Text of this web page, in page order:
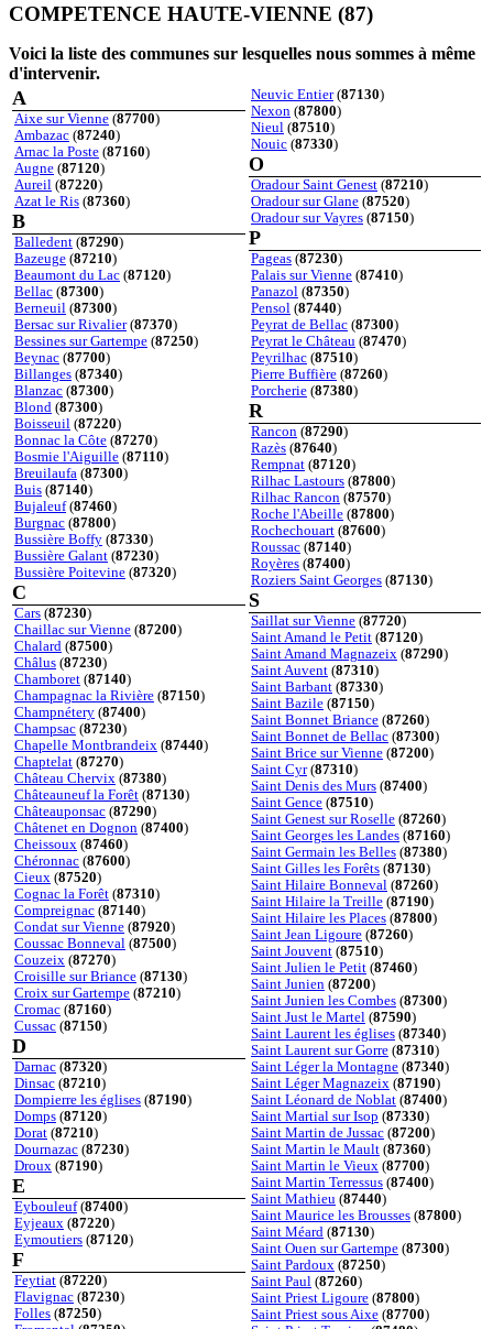
COMPETENCE HAUTE-VIENNE (87)
Voici la liste des communes sur lesquelles nous sommes à même
d'intervenir.
A
Aixe sur Vienne (87700)
Ambazac (87240)
Arnac la Poste (87160)
Augne (87120)
Aureil (87220)
Azat le Ris (87360)
B
Balledent (87290)
Bazeuge (87210)
Beaumont du Lac (87120)
Bellac (87300)
Berneuil (87300)
Bersac sur Rivalier(87370)
Bessines sur Gartempe (87250)
Beynac (87700)
Billanges (87340)
Blanzac (87300)
Blond (87300)
Boisseuil (87220)
Bonnac la Côte (87270)
Bosmie l'Aiguille (87110)
Breuilaufa (87300)
Buis (87140)
Bujaleuf(87460)
Burgnac (87800)
Bussière Boffy (87330)
Bussière Galant (87230)
Bussière Poitevine (87320)
C
Cars (87230)
Chaillac sur Vienne (87200)
Chalard (87500)
Châlus (87230)
Chamboret (87140)
Champagnac la Rivière (87150)
Champnétery (87400)
Champsac (87230)
Chapelle Montbrandeix (87440)
Chaptelat (87270)
Château Chervix (87380)
Châteauneuf la Forêt (87130)
Châteauponsac (87290)
Châtenet en Dognon (87400)
Cheissoux (87460)
Chéronnac (87600)
Cieux (87520)
Cognac la Forêt (87310)
Compreignac (87140)
Condat sur Vienne (87920)
Coussac Bonneval (87500)
Couzeix (87270)
Croisille sur Briance (87130)
Croix sur Gartempe (87210)
Cromac (87160)
Cussac (87150)
D
Darnac (87320)
Dinsac (87210)
Dompierre les églises (87190)
Domps (87120)
Dorat (87210)
Dournazac (87230)
Droux (87190)
E
Eybouleuf(87400)
Eyjeaux (87220)
Eymoutiers (87120)
F
Feytiat (87220)
Flavignac (87230)
Folles (87250)
Neuvic Entier(87130)
Nexon (87800)
Nieul (87510)
Nouic (87330)
O
Oradour Saint Genest (87210)
Oradour sur Glane (87520)
Oradour sur Vayres (87150)
P
Pageas (87230)
Palais sur Vienne (87410)
Panazol (87350)
Pensol (87440)
Peyrat de Bellac (87300)
Peyrat le Château (87470)
Peyrilhac (87510)
Pierre Buffière (87260)
Porcherie (87380)
R
Rancon (87290)
Razès (87640)
Rempnat (87120)
Rilhac Lastours (87800)
Rilhac Rancon (87570)
Roche l'Abeille (87800)
Rochechouart (87600)
Roussac (87140)
Royères (87400)
Roziers Saint Georges (87130)
S
Saillat sur Vienne (87720)
Saint Amand le Petit (87120)
Saint Amand Magnazeix (87290)
Saint Auvent (87310)
Saint Barbant (87330)
Saint Bazile (87150)
Saint Bonnet Briance (87260)
Saint Bonnet de Bellac (87300)
Saint Brice sur Vienne (87200)
Saint Cyr(87310)
Saint Denis des Murs (87400)
Saint Gence (87510)
Saint Genest sur Roselle (87260)
Saint Georges les Landes (87160)
Saint Germain les Belles (87380)
Saint Gilles les Forêts (87130)
Saint Hilaire Bonneval (87260)
Saint Hilaire la Treille (87190)
Saint Hilaire les Places (87800)
Saint Jean Ligoure (87260)
Saint Jouvent (87510)
Saint Julien le Petit (87460)
Saint Junien (87200)
Saint Junien les Combes (87300)
Saint Just le Martel (87590)
Saint Laurent les églises (87340)
Saint Laurent sur Gorre (87310)
Saint Léger la Montagne (87340)
Saint Léger Magnazeix (87190)
Saint Léonard de Noblat (87400)
Saint Martial sur Isop (87330)
Saint Martin de Jussac (87200)
Saint Martin le Mault (87360)
Saint Martin le Vieux (87700)
Saint Martin Terressus (87400)
Saint Mathieu (87440)
Saint Maurice les Brousses (87800)
Saint Méard (87130)
Saint Ouen sur Gartempe (87300)
Saint Pardoux (87250)
Saint Paul (87260)
Saint Priest Ligoure (87800)
Saint Priest sous Aixe (87700)